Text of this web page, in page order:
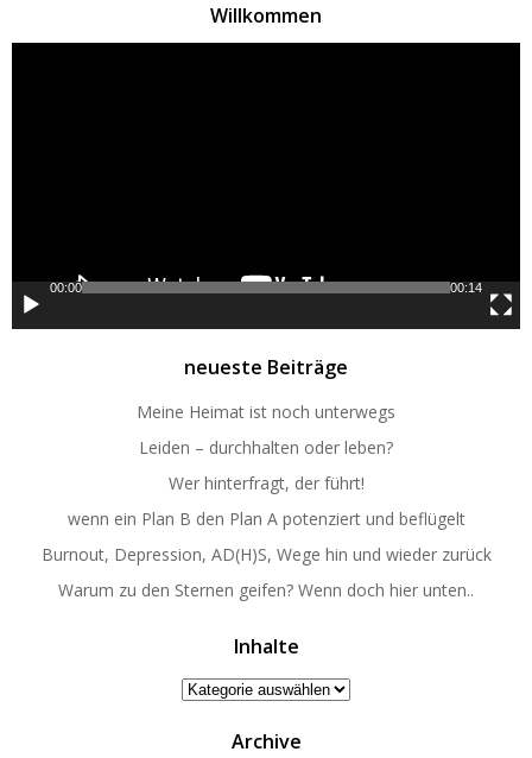
Willkommen
00:00 00:14
neueste Beiträge
Meine Heimat ist noch unterwegs
Leiden – durchhalten oder leben?
Wer hinterfragt, der führt!
wenn ein Plan B den Plan A potenziert und beflügelt
Burnout, Depression, AD(H)S, Wege hin und wieder zurück
Warum zu den Sternen geifen? Wenn doch hier unten..
Inhalte
Inhalte
Archive